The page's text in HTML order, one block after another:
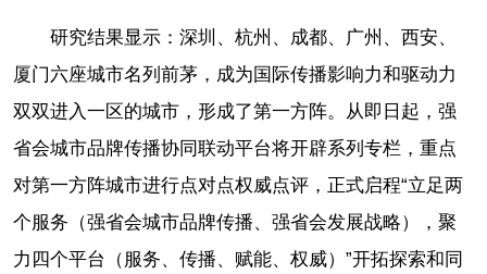
研究结果显示：深圳、杭州、成都、广州、西安、
厦门六座城市名列前茅，成为国际传播影响力和驱动力
双双进入一区的城市，形成了第一方阵。从即日起，强
省会城市品牌传播协同联动平台将开辟系列专栏，重点
对第一方阵城市进行点对点权威点评，正式启程“立足两
个服务（强省会城市品牌传播、强省会发展战略），聚
力四个平台（服务、传播、赋能、权威）”开拓探索和同